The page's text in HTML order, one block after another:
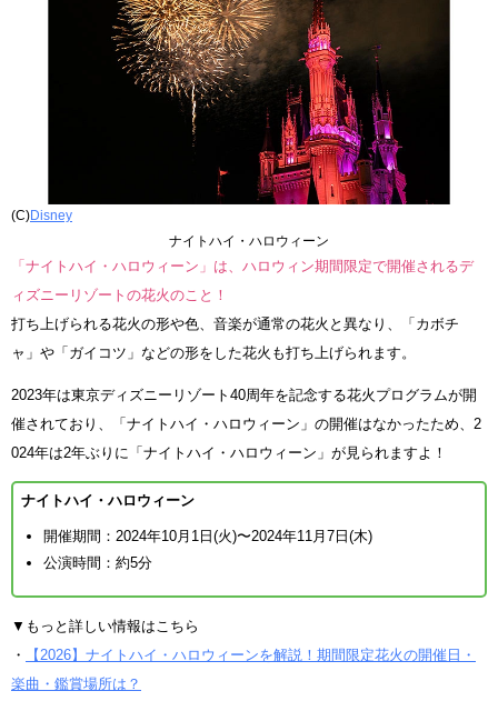
(C)Disney
ナイトハイ・ハロウィーン
「ナイトハイ・ハロウィーン」は、ハロウィン期間限定で開催されるデ
ィズニーリゾートの花火のこと！
打ち上げられる花火の形や色、音楽が通常の花火と異なり、「カボチ
ャ」や「ガイコツ」などの形をした花火も打ち上げられます。
2023年は東京ディズニーリゾート40周年を記念する花火プログラムが開
催されており、「ナイトハイ・ハロウィーン」の開催はなかったため、2
024年は2年ぶりに「ナイトハイ・ハロウィーン」が見られますよ！
ナイトハイ・ハロウィーン
開催期間：2024年10月1日(火)〜2024年11月7日(木)
公演時間：約5分
▼もっと詳しい情報はこちら
・
【2026】ナイトハイ・ハロウィーンを解説！期間限定花火の開催日・
楽曲・鑑賞場所は？